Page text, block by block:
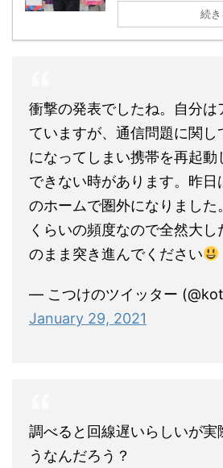
続
衝撃の発表でしたね。自分は
ていますが、通信問題に関し
になってしまい携帯を再起動
できない時があります。昨日
のホームで圏外になりました
くらいの頻度なので全然大
のまま突き進んでください
— こつけのツイッター
January 29, 2021
調べると回線遅いらしいが実
うなんだろう？